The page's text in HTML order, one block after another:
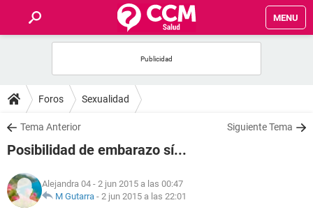
MENU
FOROS
SALUD
NUTRICIÓN
Foros Sexualidad
Tema Anterior Siguiente Tema
Posibilidad de embarazo sí...
Alejandra 04 - 2 jun 2015 a las 00:47
M Gutarra - 2 jun 2015 a las 22:01